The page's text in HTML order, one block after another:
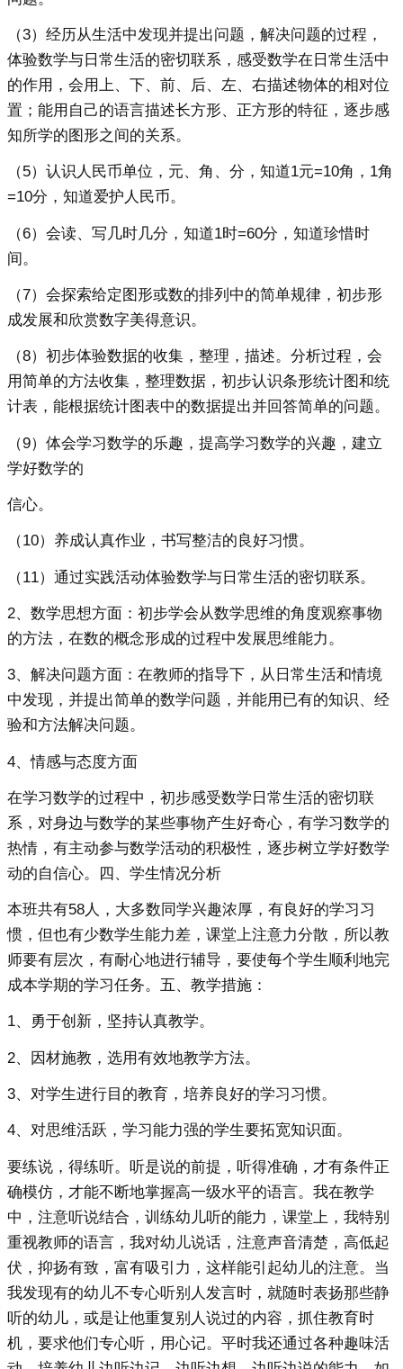
（3）经历从生活中发现并提出问题，解决问题的过程，
体验数学与日常生活的密切联系，感受数学在日常生活中
的作用，会用上、下、前、后、左、右描述物体的相对位
置；能用自己的语言描述长方形、正方形的特征，逐步感
知所学的图形之间的关系。
（5）认识人民币单位，元、角、分，知道1元=10角，1角
=10分，知道爱护人民币。
（6）会读、写几时几分，知道1时=60分，知道珍惜时
间。
（7）会探索给定图形或数的排列中的简单规律，初步形
成发展和欣赏数字美得意识。
（8）初步体验数据的收集，整理，描述。分析过程，会
用简单的方法收集，整理数据，初步认识条形统计图和统
计表，能根据统计图表中的数据提出并回答简单的问题。
（9）体会学习数学的乐趣，提高学习数学的兴趣，建立
学好数学的
信心。
（10）养成认真作业，书写整洁的良好习惯。
（11）通过实践活动体验数学与日常生活的密切联系。
2、数学思想方面：初步学会从数学思维的角度观察事物
的方法，在数的概念形成的过程中发展思维能力。
3、解决问题方面：在教师的指导下，从日常生活和情境
中发现，并提出简单的数学问题，并能用已有的知识、经
验和方法解决问题。
4、情感与态度方面
在学习数学的过程中，初步感受数学日常生活的密切联
系，对身边与数学的某些事物产生好奇心，有学习数学的
热情，有主动参与数学活动的积极性，逐步树立学好数学
动的自信心。四、学生情况分析
本班共有58人，大多数同学兴趣浓厚，有良好的学习习
惯，但也有少数学生能力差，课堂上注意力分散，所以教
师要有层次，有耐心地进行辅导，要使每个学生顺利地完
成本学期的学习任务。五、教学措施：
1、勇于创新，坚持认真教学。
2、因材施教，选用有效地教学方法。
3、对学生进行目的教育，培养良好的学习习惯。
4、对思维活跃，学习能力强的学生要拓宽知识面。
要练说，得练听。听是说的前提，听得准确，才有条件正
确模仿，才能不断地掌握高一级水平的语言。我在教学
中，注意听说结合，训练幼儿听的能力，课堂上，我特别
重视教师的语言，我对幼儿说话，注意声音清楚，高低起
伏，抑扬有致，富有吸引力，这样能引起幼儿的注意。当
我发现有的幼儿不专心听别人发言时，就随时表扬那些静
听的幼儿，或是让他重复别人说过的内容，抓住教育时
机，要求他们专心听，用心记。平时我还通过各种趣味活